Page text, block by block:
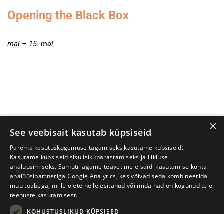
Opening the Black Box
mai – 15. mai
×
See veebisait kasutab küpsiseid
Parema kasutuskogemuse tagamiseks kasutame küpsiseid.
Kasutame küpsiseid sisu isikupärastamiseks ja liikluse
analüüsimiseks. Samuti jagame teavet meie saidi kasutamise kohta
analüüsipartneriga Google Analytics, kes võivad seda kombineerida
muu teabega, mille olete neile esitanud või mida nad on kogunud teie
teenuste kasutamisest.
KOHUSTUSLIKUD KÜPSISED